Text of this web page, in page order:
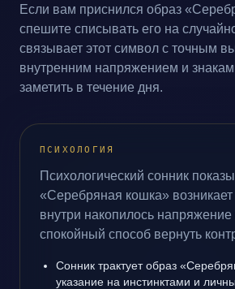
Если вам приснился образ
спешите списывать его на
связывает этот символ с точным
внутренним напряжением и
заметить в течение дня.
ПСИХОЛОГИЯ
Психологический сонник
«Серебряная кошка» возникает
внутри накопилось
спокойный способ вернуть
Сонник трактует образ
указание на инстинктами и